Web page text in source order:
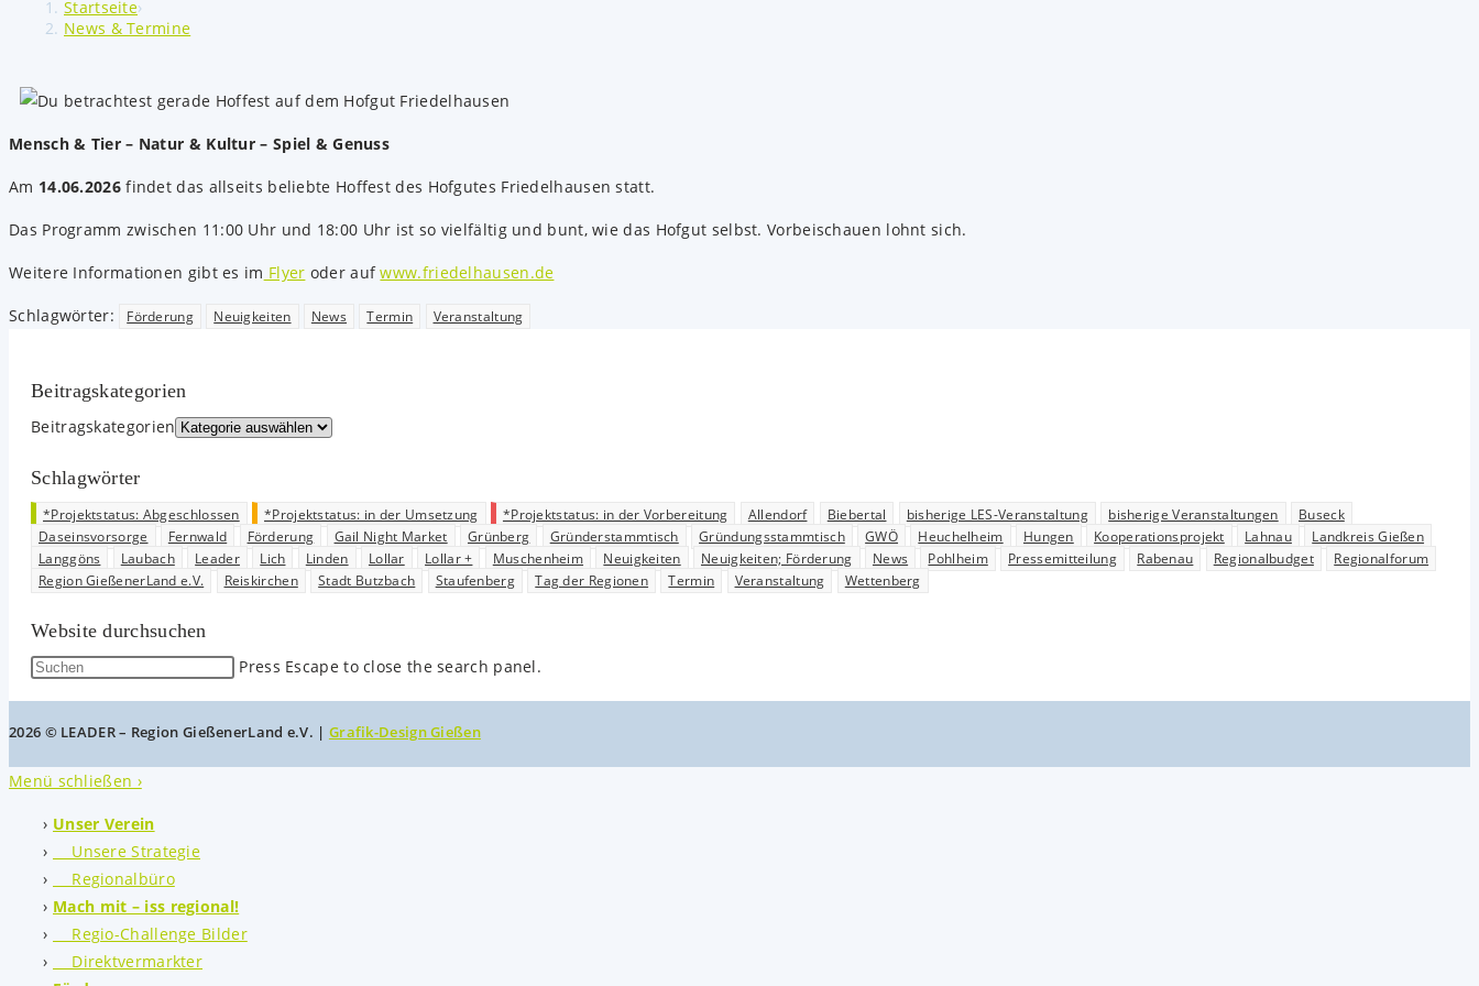
Startseite›
News & Termine
Mensch & Tier – Natur & Kultur – Spiel & Genuss
Am 14.06.2026findet das allseits beliebte Hoffest des Hofgutes Friedelhausen statt.
Das Programm zwischen 11:00 Uhr und 18:00 Uhr ist so vielfältig und bunt, wie das Hofgut selbst. Vorbeischauen lohnt sich.
Weitere Informationen gibt es im Flyer oder aufwww.friedelhausen.de
Schlagwörter: Förderung Neuigkeiten News Termin Veranstaltung
Beitrags­kategorien
Beitrags­kategorien
Schlagwörter
*Projektstatus: Abgeschlossen *Projektstatus: in der Umsetzung *Projektstatus: in der Vorbereitung Allendorf Biebertal bisherige LES-Veranstaltung bisherige Veranstaltungen
Buseck
Daseinsvorsorge
Fernwald Förderung Gail Night Market Grünberg Gründerstammtisch Gründungsstammtisch GWÖ Heuchelheim Hungen Kooperationsprojekt Lahnau
Landkreis Gießen
Langgöns
Laubach Leader Lich Linden Lollar Lollar + Muschenheim Neuigkeiten Neuigkeiten; Förderung News Pohlheim Pressemitteilung Rabenau Regionalbudget
Regionalforum
Region GießenerLand e.V.
Reiskirchen Stadt Butzbach Staufenberg Tag der Regionen Termin Veranstaltung Wettenberg
Website durchsuchen
Press Escape to close the search panel.
2026 © LEADER – Region GießenerLand e.V. | Grafik-Design Gießen
Menü schließen ›
Unser Verein
Unsere Strategie
Regionalbüro
Mach mit – iss regional!
Regio-Challenge Bilder
Direktvermarkter